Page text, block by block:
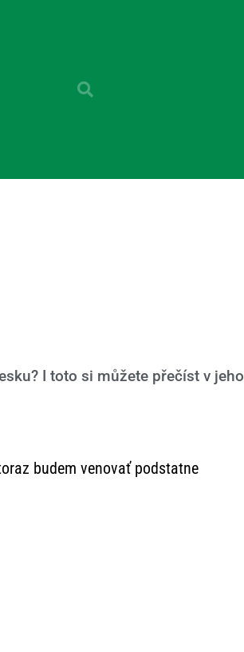
I toto si můžete přečíst v jeho
budem venovať podstatne